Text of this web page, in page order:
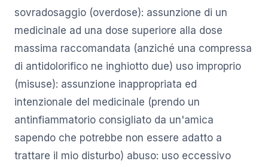
sovradosaggio (overdose): assunzione di un
medicinale ad una dose superiore alla dose
massima raccomandata (anziché una compressa
di antidolorifico ne inghiotto due) uso improprio
(misuse): assunzione inappropriata ed
intenzionale del medicinale (prendo un
antinfiammatorio consigliato da un'amica
sapendo che potrebbe non essere adatto a
trattare il mio disturbo) abuso: uso eccessivo